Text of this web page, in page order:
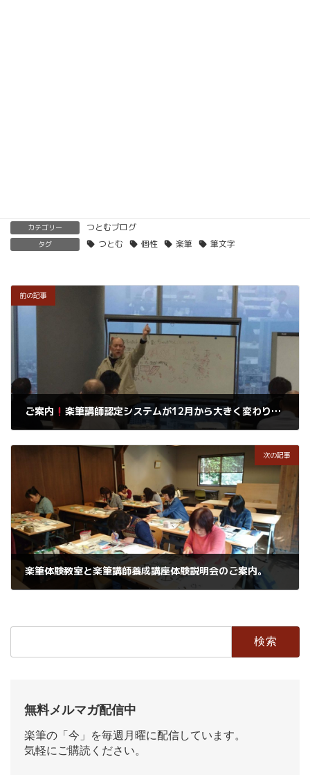
カテゴリー つとむブログ
タグ つとむ 個性 楽筆 筆文字
前の記事
ご案内 楽筆講師認定システムが12月から大きく変わります
次の記事
楽筆体験教室と楽筆講師養成講座体験説明会のご案内。
無料メルマガ配信中
楽筆の「今」を毎週月曜に配信しています。
気軽にご購読ください。